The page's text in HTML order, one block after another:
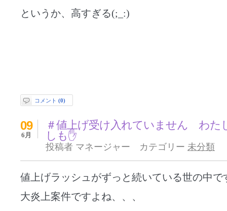
というか、高すぎる(;_:)
コメント (0)
＃値上げ受け入れていません わた
しも✋
09
6月
投稿者 マネージャー カテゴリー 未分類
値上げラッシュがずっと続いている世の中で
大炎上案件ですよね、、、